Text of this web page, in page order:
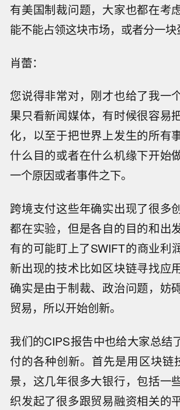
有美国制裁问题，大家也都在考
能不能占领这块市场，或者分一块
肖蕾：
您说得非常对，刚才也给了我一
果只看新闻媒体，有时候很容易
化，以至于把世界上发生的所有
什么目的或者在什么机缘下开始
一个原因或者事件之下。
跨境支付这些年确实出现了很多
都在实验，但是各自的目的和出
有的可能盯上了SWIFT的商业利
新出现的技术比如区块链寻找应
确实是由于制裁、政治问题，妨
贸易，所以开始创新。
我们的CIPS报告中也给大家总结
付的各种创新。首先是用区块链
景，这几年很多大银行，包括一
织发起了很多跟贸易融资相关的